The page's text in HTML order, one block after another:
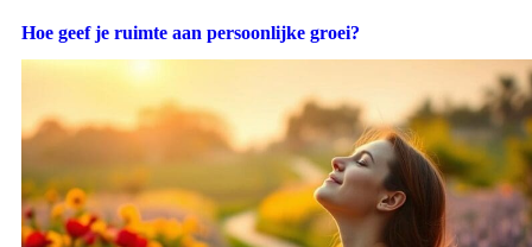
Hoe geef je ruimte aan persoonlijke groei?